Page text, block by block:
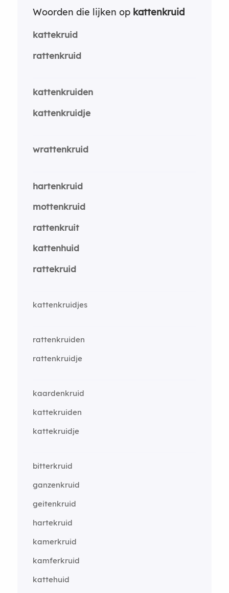
Woorden die lijken op kattenkruid
kattekruid
rattenkruid
kattenkruiden
kattenkruidje
wrattenkruid
hartenkruid
mottenkruid
rattenkruit
kattenhuid
rattekruid
kattenkruidjes
rattenkruiden
rattenkruidje
kaardenkruid
kattekruiden
kattekruidje
bitterkruid
ganzenkruid
geitenkruid
hartekruid
kamerkruid
kamferkruid
kattehuid